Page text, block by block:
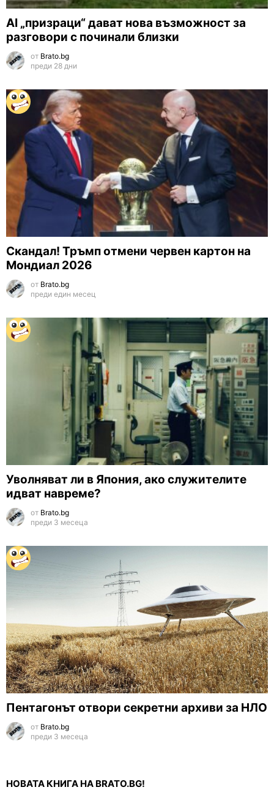
AI „призраци“ дават нова възможност за
разговори с починали близки
от Brato.bg
преди 28 дни
Скандал! Тръмп отмени червен картон на
Мондиал 2026
от Brato.bg
преди един месец
Уволняват ли в Япония, ако служителите
идват навреме?
от Brato.bg
преди 3 месеца
Пентагонът отвори секретни архиви за НЛО
от Brato.bg
преди 3 месеца
НОВАТА КНИГА НА BRATO.BG!